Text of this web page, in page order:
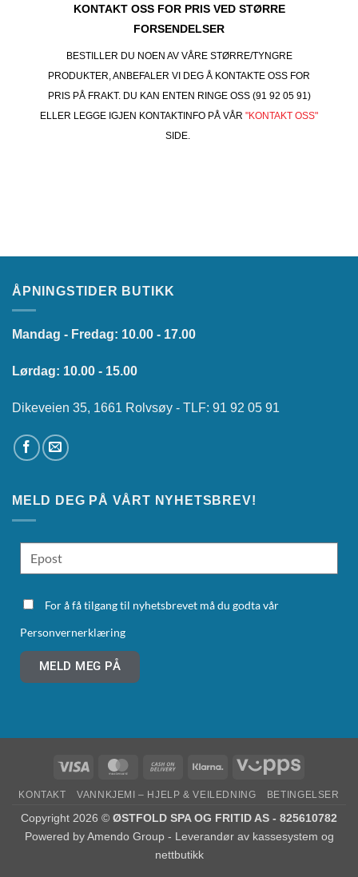
KONTAKT OSS FOR PRIS VED STØRRE
FORSENDELSER
BESTILLER DU NOEN AV VÅRE STØRRE/TYNGRE
PRODUKTER, ANBEFALER VI DEG Å KONTAKTE OSS FOR
PRIS PÅ FRAKT. DU KAN ENTEN RINGE OSS (91 92 05 91)
ELLER LEGGE IGJEN KONTAKTINFO PÅ VÅR "KONTAKT OSS"
SIDE.
ÅPNINGSTIDER BUTIKK
Mandag - Fredag: 10.00 - 17.00
Lørdag: 10.00 - 15.00
Dikeveien 35, 1661 Rolvsøy - TLF: 91 92 05 91
MELD DEG PÅ VÅRT NYHETSBREV!
For å få tilgang til nyhetsbrevet må du godta vår
Personvernerklæring
MELD MEG PÅ
KONTAKT VANNKJEMI – HJELP & VEILEDNING BETINGELSER
Copyright 2026 © ØSTFOLD SPA OG FRITID AS - 825610782
Powered byAmendo Group - Leverandør av kassesystem og
nettbutikk